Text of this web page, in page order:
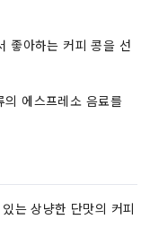
좋아하는 커피 콩을 선
에스프레소 음료를
는 상냥한 단맛의 커피